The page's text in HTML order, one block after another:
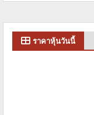
ราคาหุ้นวันนี้